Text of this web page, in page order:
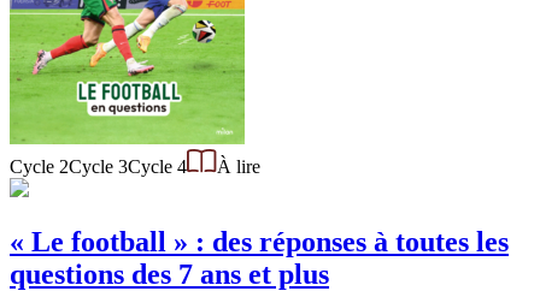
Cycle 2Cycle 3Cycle 4 À lire
« Le football » : des réponses à toutes les
questions des 7 ans et plus